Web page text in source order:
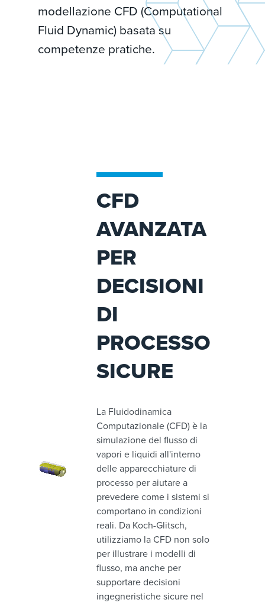
modellazione CFD (Computational
Fluid Dynamic) basata su
competenze pratiche.
CFD
AVANZATA
PER
DECISIONI
DI
PROCESSO
SICURE
La Fluidodinamica
Computazionale (CFD) è la
simulazione del flusso di
vapori e liquidi all'interno
delle apparecchiature di
processo per aiutare a
prevedere come i sistemi si
comportano in condizioni
reali. Da Koch-Glitsch,
utilizziamo la CFD non solo
per illustrare i modelli di
flusso, ma anche per
supportare decisioni
ingegneristiche sicure nel